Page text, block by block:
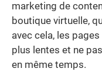
marketing de
boutique virtuelle,
avec cela, les
plus lentes et ne
en même temps.